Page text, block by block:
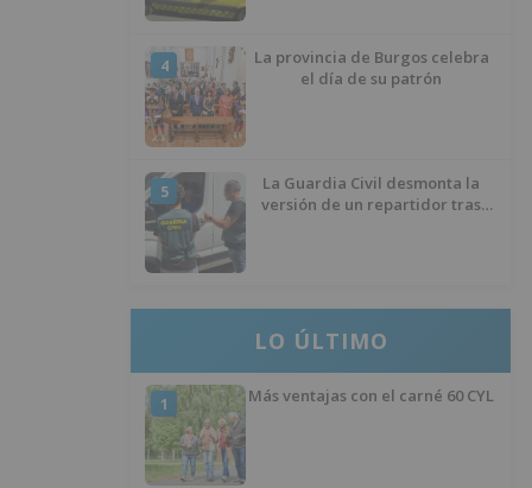
4
La provincia de Burgos celebra
el día de su patrón
5
La Guardia Civil desmonta la
versión de un repartidor tras
LO ÚLTIMO
1 Más ventajas con el carné 60 CYL